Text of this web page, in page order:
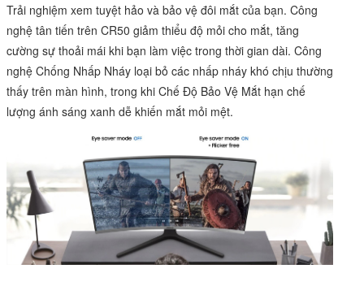
Trải nghiệm xem tuyệt hảo và bảo vệ đôi mắt của bạn. Công
nghệ tân tiến trên CR50 giảm thiểu độ mỏi cho mắt, tăng
cường sự thoải mái khi bạn làm việc trong thời gian dài. Công
nghệ Chống Nhấp Nháy loại bỏ các nhấp nháy khó chịu thường
thấy trên màn hình, trong khi Chế Độ Bảo Vệ Mắt hạn chế
lượng ánh sáng xanh dễ khiến mắt mỏi mệt.